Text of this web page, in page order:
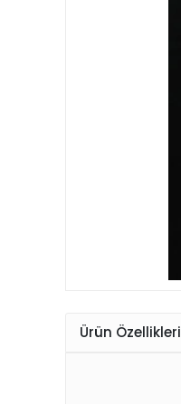
Ürün Özellikleri